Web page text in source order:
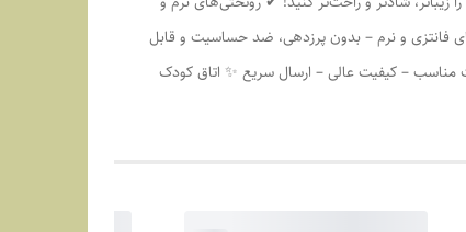
فانتزی و نرم – بدون پرزدهی، ضد حساسیت و قابل
مناسب – کیفیت عالی – ارسال سریع ✨ اتاق کودک